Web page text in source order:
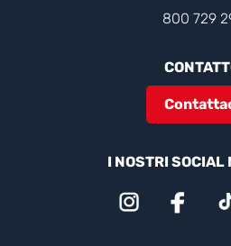
800 729
I NOSTRI SOCIAL